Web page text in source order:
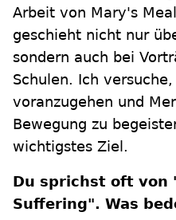
Arbeit von Mary's
geschieht nicht nur
sondern auch bei
Schulen. Ich
voranzugehen und
Bewegung zu
wichtigstes Ziel.
Du sprichst oft von
Suffering". Was